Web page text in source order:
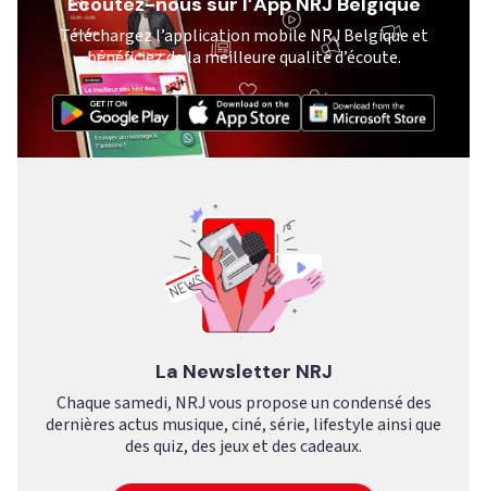
Téléchargez l’application mobile NRJ Belgique et
bénéficiez de la meilleure qualité d’écoute.
La Newsletter NRJ
Chaque samedi, NRJ vous propose un condensé des
dernières actus musique, ciné, série, lifestyle ainsi que
des quiz, des jeux et des cadeaux.